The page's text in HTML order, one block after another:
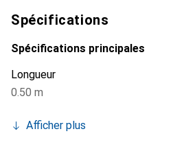
Spécifications
Spécifications principales
Longueur
0.50 m
Afficher plus